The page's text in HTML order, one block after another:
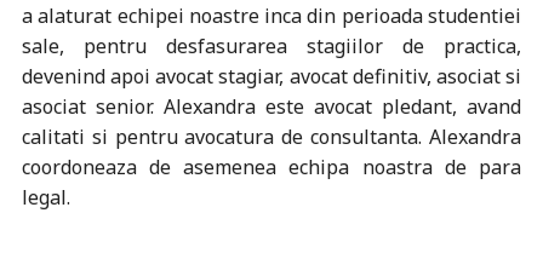
a alaturat echipei noastre inca din perioada studentiei
sale, pentru desfasurarea stagiilor de practica,
devenind apoi avocat stagiar, avocat definitiv, asociat si
asociat senior. Alexandra este avocat pledant, avand
calitati si pentru avocatura de consultanta. Alexandra
coordoneaza de asemenea echipa noastra de para
legal.